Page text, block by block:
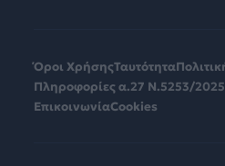
Όροι ΧρήσηςΤαυτότητα
Πληροφορίες α.27 Ν.5253/2025
ΕπικοινωνίαCookies